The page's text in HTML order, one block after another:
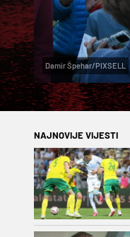
Damir Špehar/PIXSELL
NAJNOVIJE VIJESTI